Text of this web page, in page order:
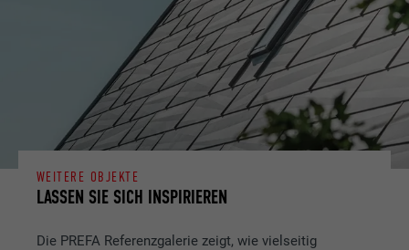
LASSEN SIE SICH INSPIRIEREN
WEITERE OBJEKTE
Die PREFA Referenzgalerie zeigt, wie vielseitig